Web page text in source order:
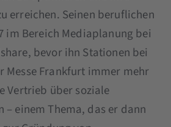
erreichen. Seinen beruflichen
im Bereich Mediaplanung bei
bevor ihn Stationen bei
Messe Frankfurt immer mehr
Vertrieb über soziale
– einem Thema, das er dann